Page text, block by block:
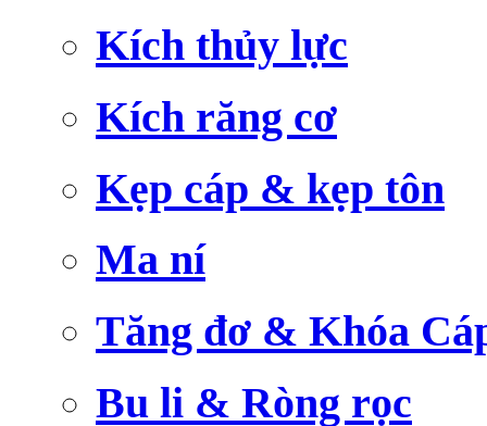
Kích thủy lực
Kích răng cơ
Kẹp cáp & kẹp tôn
Ma ní
Tăng đơ & Khóa
Bu li & Ròng rọc